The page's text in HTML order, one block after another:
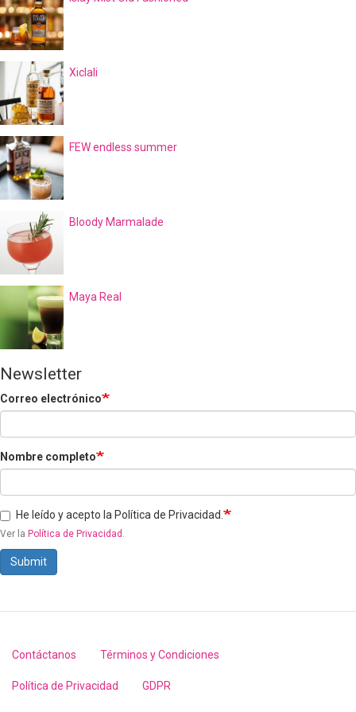
Xiclali
FEW endless summer
Bloody Marmalade
Maya Real
Newsletter
Correo electrónico
Nombre completo
He leído y acepto la Política de Privacidad.
Ver la Política de Privacidad .
Submit
Footer
menu
Contáctanos Términos y Condiciones
Política de Privacidad GDPR